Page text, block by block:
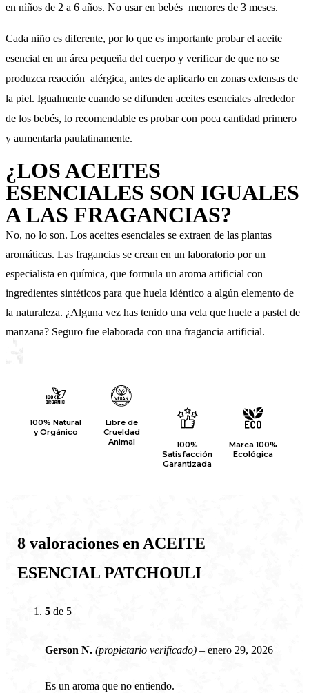
en niños de 2 a 6 años. No usar en bebés menores de 3 meses.
Cada niño es diferente, por lo que es importante probar el aceite
esencial en un área pequeña del cuerpo y verificar de que no se
produzca reacción alérgica, antes de aplicarlo en zonas extensas de
la piel. Igualmente cuando se difunden aceites esenciales alrededor
de los bebés, lo recomendable es probar con poca cantidad primero
y aumentarla paulatinamente.
¿LOS ACEITES
ESENCIALES SON IGUALES
A LAS FRAGANCIAS?
No, no lo son. Los aceites esenciales se extraen de las plantas
aromáticas. Las fragancias se crean en un laboratorio por un
especialista en química, que formula un aroma artificial con
ingredientes sintéticos para que huela idéntico a algún elemento de
la naturaleza. ¿Alguna vez has tenido una vela que huele a pastel de
manzana? Seguro fue elaborada con una fragancia artificial.
100% Natural
y Orgánico
Libre de
Crueldad
Animal
Marca 100%
Ecológica
100%
Satisfacción
Garantizada
8 valoraciones en ACEITE
ESENCIAL PATCHOULI
5 de 5
Gerson N. (propietario verificado) – enero 29, 2026
Es un aroma que no entiendo.